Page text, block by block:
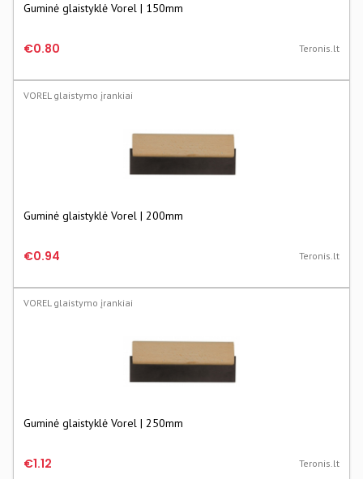
Guminė glaistyklė Vorel | 150mm
€0.80 Teronis.lt
VOREL glaistymo įrankiai
Guminė glaistyklė Vorel | 200mm
€0.94 Teronis.lt
VOREL glaistymo įrankiai
Guminė glaistyklė Vorel | 250mm
€1.12 Teronis.lt